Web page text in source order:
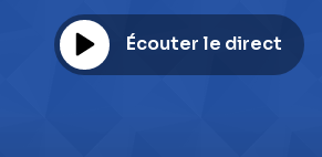
Écouter le direct